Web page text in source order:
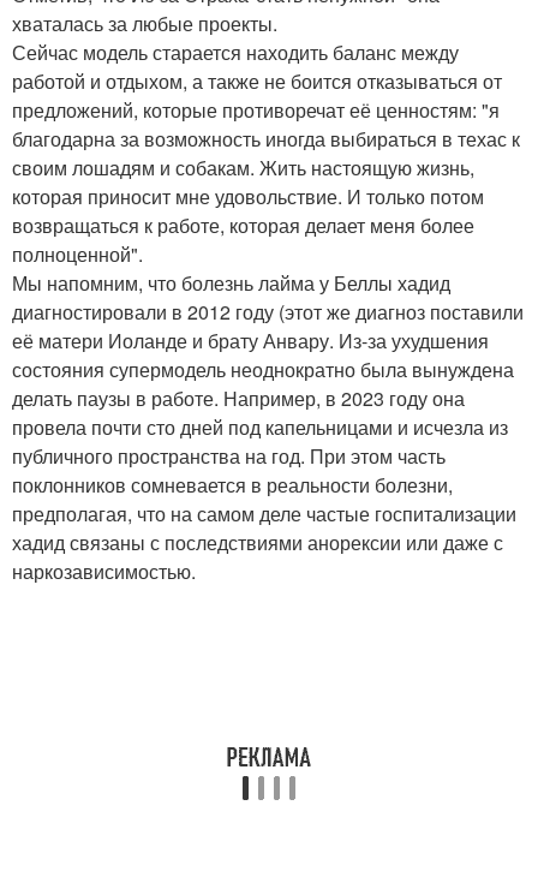
хваталась за любые проекты.
Сейчас модель старается находить баланс между
работой и отдыхом, а также не боится отказываться от
предложений, которые противоречат её ценностям: "я
благодарна за возможность иногда выбираться в техас к
своим лошадям и собакам. Жить настоящую жизнь,
которая приносит мне удовольствие. И только потом
возвращаться к работе, которая делает меня более
полноценной".
Мы напомним, что болезнь лайма у Беллы хадид
диагностировали в 2012 году (этот же диагноз поставили
её матери Иоланде и брату Анвару. Из-за ухудшения
состояния супермодель неоднократно была вынуждена
делать паузы в работе. Например, в 2023 году она
провела почти сто дней под капельницами и исчезла из
публичного пространства на год. При этом часть
поклонников сомневается в реальности болезни,
предполагая, что на самом деле частые госпитализации
хадид связаны с последствиями анорексии или даже с
наркозависимостью.